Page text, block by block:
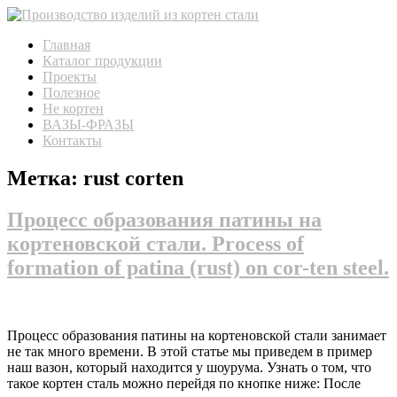
Пропустить
Пропустить
Главная
Каталог продукции
Проекты
Полезное
Не кортен
ВАЗЫ-ФРАЗЫ
Контакты
Метка: rust corten
Процесс образования патины на
кортеновской стали. Process of
formation of patina (rust) on cor-ten steel.
Процесс образования патины на кортеновской стали занимает
не так много времени. В этой статье мы приведем в пример
наш вазон, который находится у шоурума. Узнать о том, что
такое кортен сталь можно перейдя по кнопке ниже: После